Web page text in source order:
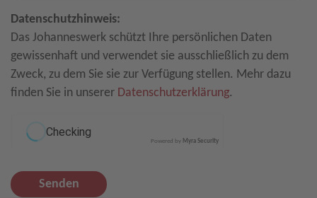
Datenschutzhinweis:
Das Johanneswerk schützt Ihre persönlichen Daten
gewissenhaft und verwendet sie ausschließlich zu dem
Zweck, zu dem Sie sie zur Verfügung stellen. Mehr dazu
finden Sie in unserer Datenschutzerklärung.
Powered by Myra Security
Senden